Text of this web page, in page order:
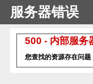
服务器错误
500 - 内部服务
您查找的资源存在问题